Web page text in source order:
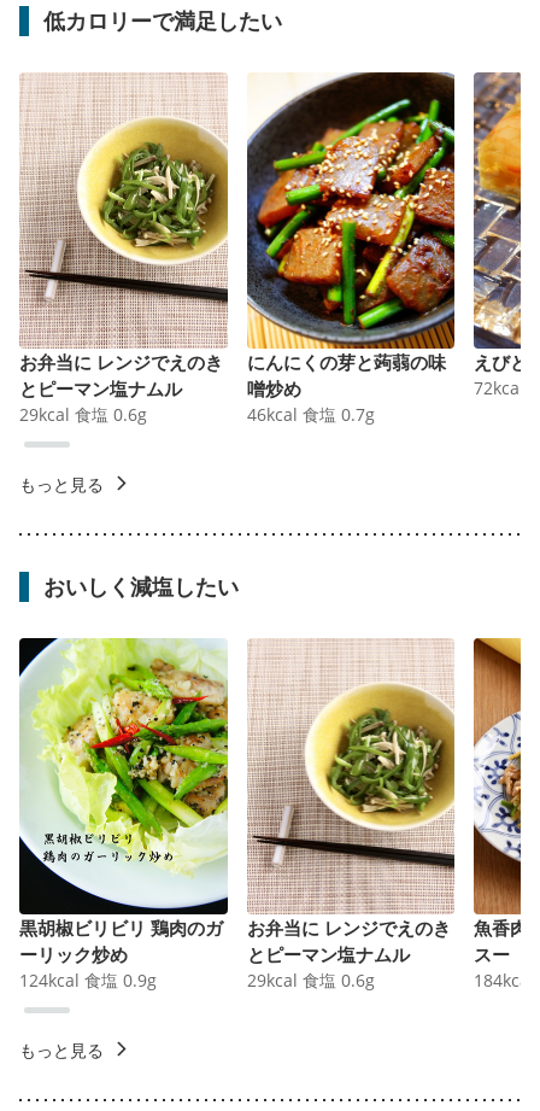
低カロリーで満足したい
お弁当に レンジでえのき
とピーマン塩ナムル
29kcal 食塩 0.6g
にんにくの芽と蒟蒻の味
噌炒め
46kcal 食塩 0.7g
えびと
72kcal
もっと見る
おいしく減塩したい
黒胡椒ビリビリ 鶏肉のガ
ーリック炒め
124kcal 食塩 0.9g
お弁当に レンジでえのき
とピーマン塩ナムル
29kcal 食塩 0.6g
魚香肉
スー
184kcal
もっと見る